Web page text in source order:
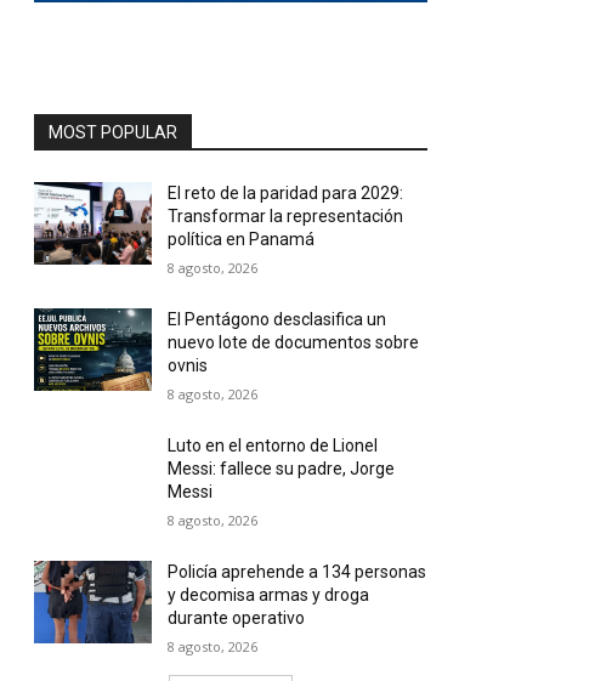
MOST POPULAR
El reto de la paridad para 2029:
Transformar la representación
política en Panamá
8 agosto, 2026
El Pentágono desclasifica un
nuevo lote de documentos sobre
ovnis
8 agosto, 2026
Luto en el entorno de Lionel
Messi: fallece su padre, Jorge
Messi
8 agosto, 2026
Policía aprehende a 134 personas
y decomisa armas y droga
durante operativo
8 agosto, 2026